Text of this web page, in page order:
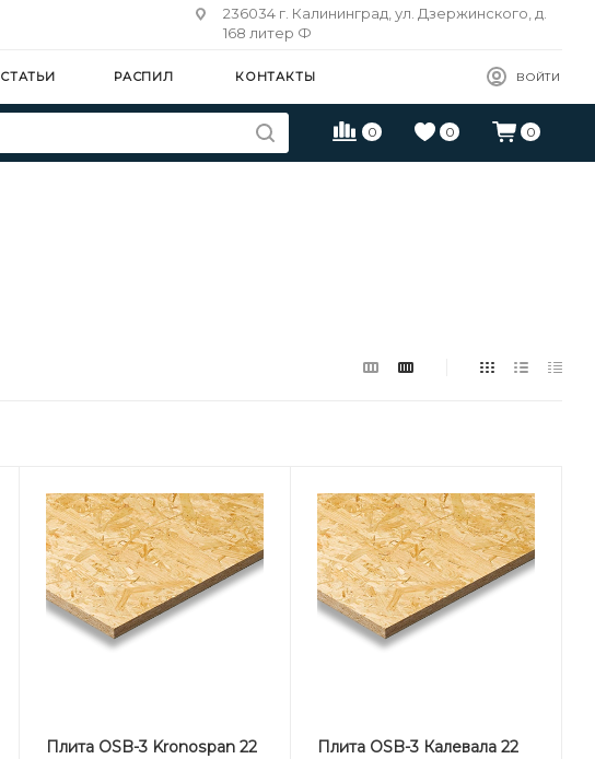
236034 г. Калининград, ул. Дзержинского, д.
168 литер Ф
ВОЙТИ
СТАТЬИ РАСПИЛ КОНТАКТЫ
0 0 0
Плита OSB-3 Kronospan 22
Плита OSB-3 Калевала 22